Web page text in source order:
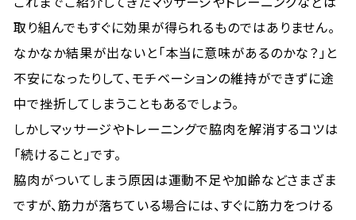
取り組んでもすぐに効果が得られるものではありません。
なかなか結果が出ないと「本当に意味があるのかな？」と
不安になったりして、モチベーションの維持ができずに途
中で挫折してしまうこともあるでしょう。
しかしマッサージやトレーニングで脇肉を解消するコツは
「続けること」です。
脇肉がついてしまう原因は運動不足や加齢などさまざま
ですが、筋力が落ちている場合には、すぐに筋力をつける